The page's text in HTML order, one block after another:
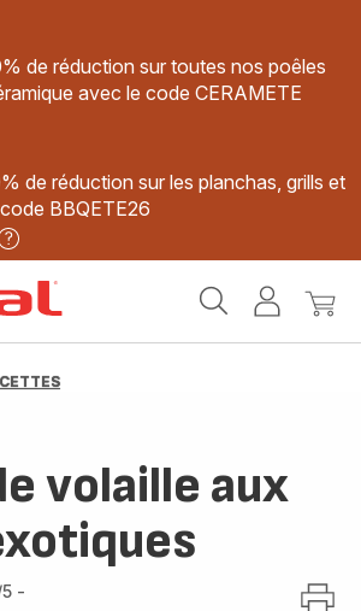
de réduction sur toutes nos poêles
avec le code CERAMETE
de réduction sur les planchas, grills et
BBQETE26
MonMon
volaille aux
-